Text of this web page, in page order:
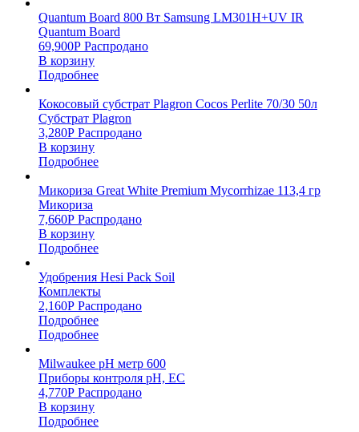
Quantum Board 800 Вт Samsung LM301H+UV IR
Quantum Board
69,900Р Распродано
В корзину
Подробнее
Кокосовый субстрат Plagron Cocos Perlite 70/30 50л
Субстрат Plagron
3,280Р Распродано
В корзину
Подробнее
Микориза Great White Premium Mycorrhizae 113,4 гр
Микориза
7,660Р Распродано
В корзину
Подробнее
Удобрения Hesi Pack Soil
Комплекты
2,160Р Распродано
Подробнее
Подробнее
Milwaukee pH метр 600
Приборы контроля pH, EC
4,770Р Распродано
В корзину
Подробнее